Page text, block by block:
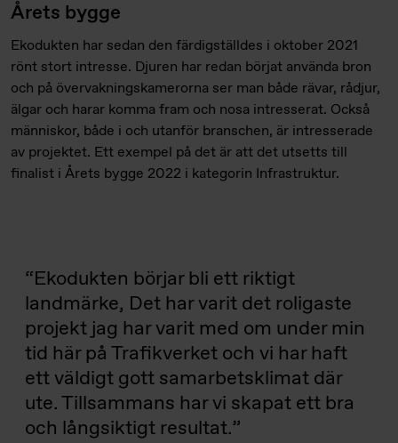
Årets bygge
Ekodukten har sedan den färdigställdes i oktober 2021
rönt stort intresse. Djuren har redan börjat använda bron
och på övervakningskamerorna ser man både rävar, rådjur,
älgar och harar komma fram och nosa intresserat. Också
människor, både i och utanför branschen, är intresserade
av projektet. Ett exempel på det är att det utsetts till
finalist i Årets bygge 2022 i kategorin Infrastruktur.
Ekodukten börjar bli ett riktigt
landmärke, Det har varit det roligaste
projekt jag har varit med om under min
tid här på Trafikverket och vi har haft
ett väldigt gott samarbetsklimat där
ute. Tillsammans har vi skapat ett bra
och långsiktigt resultat.